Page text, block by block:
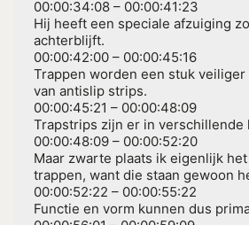
00:00:34:08 – 00:00:41:23
Hij heeft een speciale afzuiging
achterblijft.
00:00:42:00 – 00:00:45:16
Trappen worden een stuk veiliger
van antislip strips.
00:00:45:21 – 00:00:48:09
Trapstrips zijn er in verschillende
00:00:48:09 – 00:00:52:20
Maar zwarte plaats ik eigenlijk
trappen, want die staan gewoon
00:00:52:22 – 00:00:55:22
Functie en vorm kunnen dus